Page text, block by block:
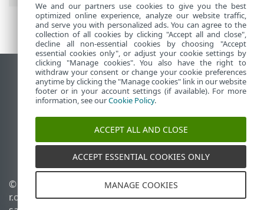
Rodyti darbalaukio tinklavietę
End of Life
ESET žinių bazė
ESET forumas
ESET Status Portal
Palaikymas regione
© 1992 - 2025 ESET, spol. s
r.o. - Visos teisės
Slapukų politika
We and our partners use cookies to give you the best
optimized online experience, analyze our website traffic,
and serve you with personalized ads. You can agree to the
collection of all cookies by clicking "Accept all and close",
decline all non-essential cookies by choosing "Accept
essential cookies only", or adjust your cookie settings by
clicking "Manage cookies". You also have the right to
withdraw your consent or change your cookie preferences
anytime by clicking the "Manage cookies" link in our website
footer or in your account settings (if available). For more
information, see ourCookie Policy.
ACCEPT ALL AND CLOSE
ACCEPT ESSENTIAL COOKIES ONLY
MANAGE COOKIES